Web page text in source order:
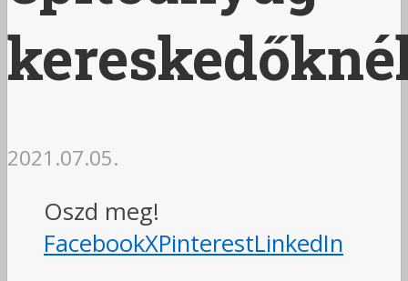
2021.07.05.
Oszd meg!
FacebookXPinterestLinkedIn